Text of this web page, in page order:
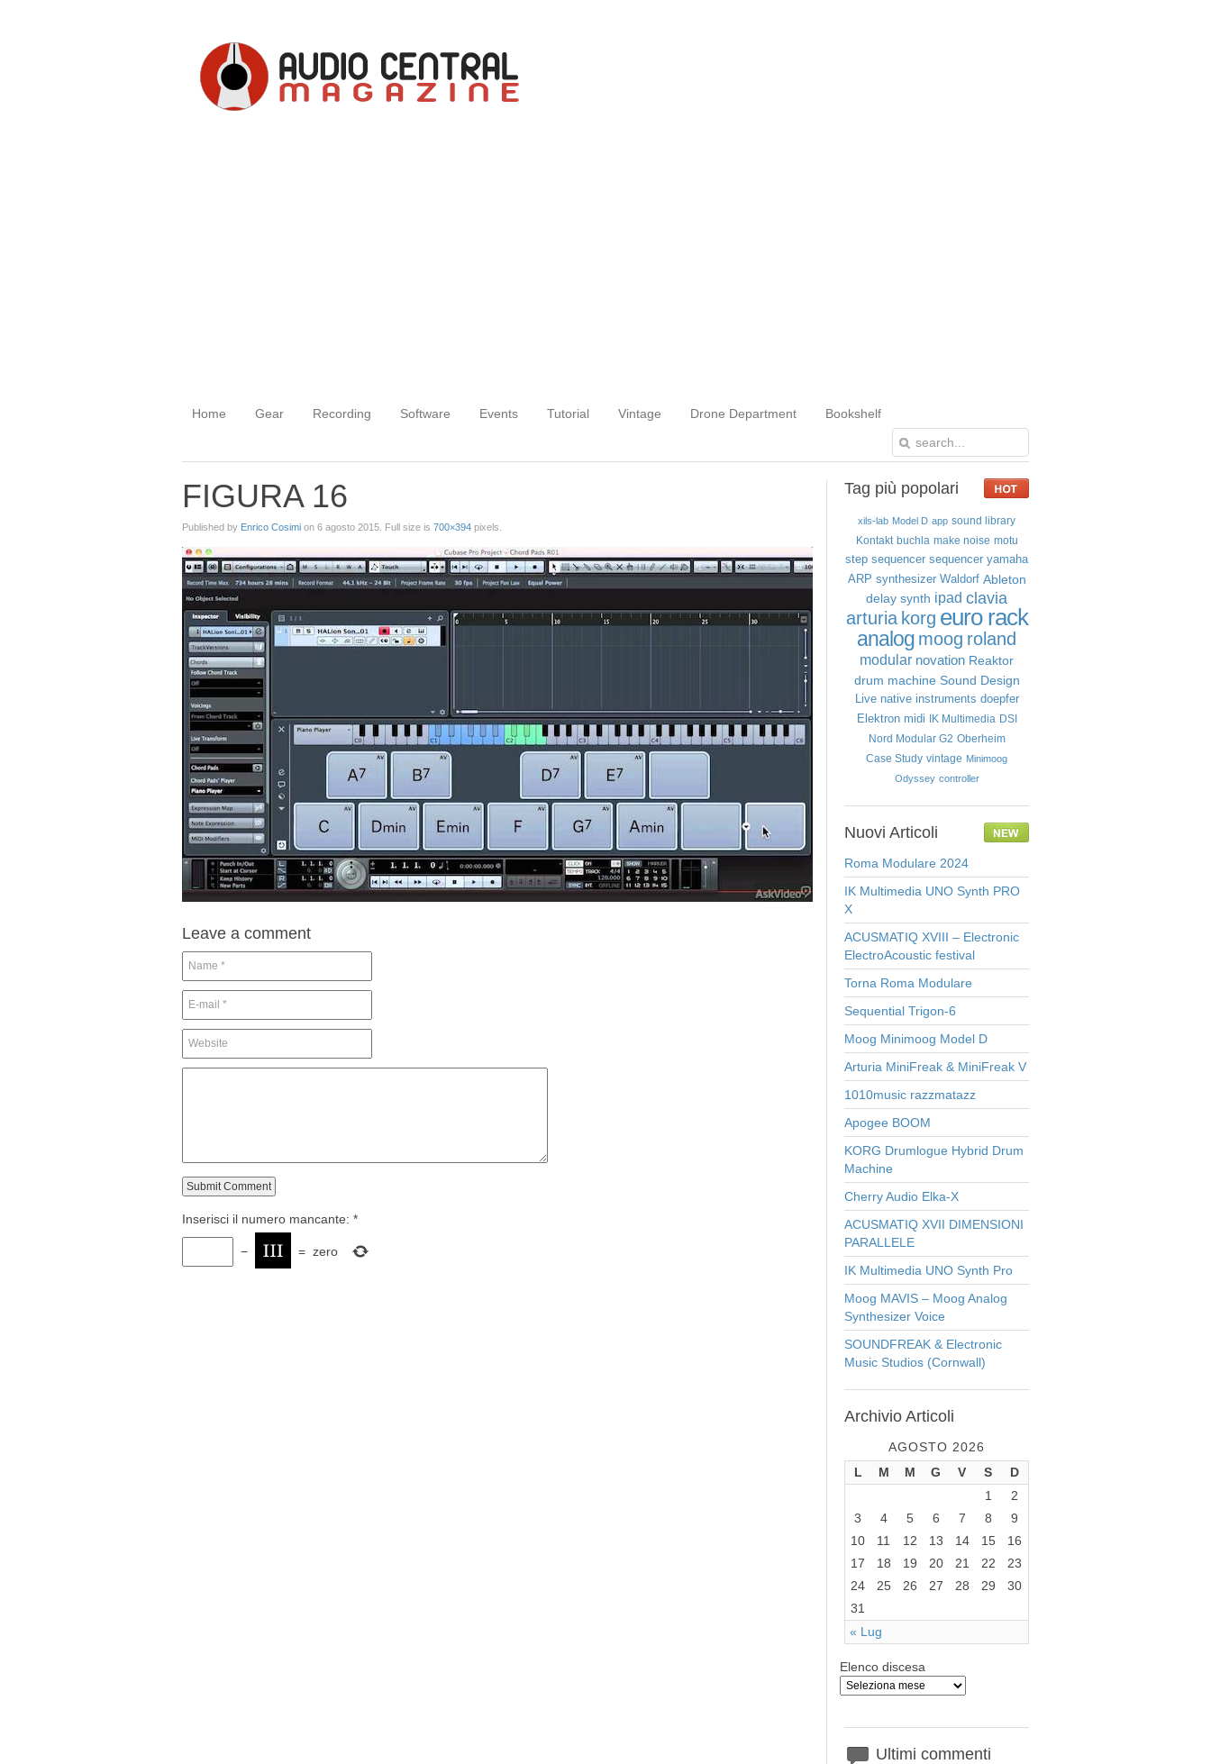
Home Gear Recording Software Events Tutorial Vintage Drone Department Bookshelf
FIGURA 16
Published by Enrico Cosimi on 6 agosto 2015 . Full size is 700×394 pixels.
Leave a comment
Inserisci il numero mancante: *
− = zero
Tag più popolari
xils-lab Model D app sound library
Kontakt buchla make noise motu
step sequencer sequencer yamaha
ARP synthesizer Waldorf Ableton
delay synth ipad clavia
arturia korg euro rack
analog moog roland
modular novation Reaktor
drum machine Sound Design
Live native instruments doepfer
Elektron midi IK Multimedia DSI
Nord Modular G2 Oberheim
Case Study vintage Minimoog
Odyssey controller
Nuovi Articoli
Roma Modulare 2024
IK Multimedia UNO Synth PRO
X
ACUSMATIQ XVIII – Electronic
ElectroAcoustic festival
Torna Roma Modulare
Sequential Trigon-6
Moog Minimoog Model D
Arturia MiniFreak & MiniFreak V
1010music razzmatazz
Apogee BOOM
KORG Drumlogue Hybrid Drum
Machine
Cherry Audio Elka-X
ACUSMATIQ XVII DIMENSIONI
PARALLELE
IK Multimedia UNO Synth Pro
Moog MAVIS – Moog Analog
Synthesizer Voice
SOUNDFREAK & Electronic
Music Studios (Cornwall)
Archivio Articoli
AGOSTO 2026
L
M M G V S D
« Lug
1
2
3
4 5 6 7 8
9
10
11 12 13 14 15
16
17
18 19 20 21 22
23
24
25 26 27 28 29
30
31
Elenco discesa
Ultimi commenti